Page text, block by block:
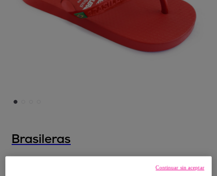
Brasileras
Chanclas de playa ,Clasica Brasil NL KID
Continuar sin aceptar